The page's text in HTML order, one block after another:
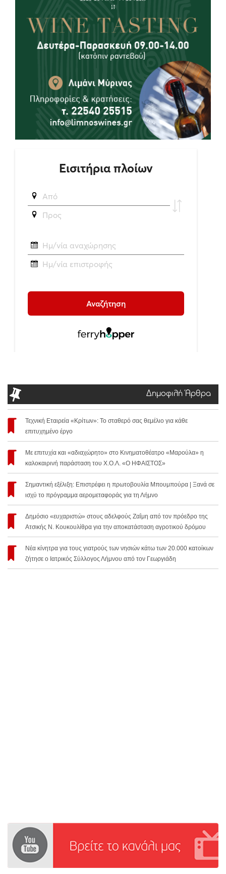
Δημοφιλή Άρθρα
Τεχνική Εταιρεία «Κρίτων»: Το σταθερό σας θεμέλιο για κάθε
επιτυχημένο έργο
Με επιτυχία και «αδιαχώρητο» στο Κινηματοθέατρο «Μαρούλα» η
καλοκαιρινή παράσταση του Χ.Ο.Λ. «Ο ΗΦΑΙΣΤΟΣ»
Σημαντική εξέλιξη: Επιστρέφει η πρωτοβουλία Μπουμπούρα | Ξανά σε
ισχύ το πρόγραμμα αερομεταφοράς για τη Λήμνο
Δημόσιο «ευχαριστώ» στους αδελφούς Ζαΐμη από τον πρόεδρο της
Ατσικής Ν. Κουκουλίθρα για την αποκατάσταση αγροτικού δρόμου
Νέα κίνητρα για τους γιατρούς των νησιών κάτω των 20.000 κατοίκων
ζήτησε ο Ιατρικός Σύλλογος Λήμνου από τον Γεωργιάδη